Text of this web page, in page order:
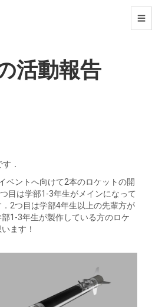
☰
活動報告
．
ベントへ向けて2本のロケットの開
は学部1-3年生がメインになって
2つ目は学部4年生以上の先輩方が
1-3年生が製作している方のロケ
ます！